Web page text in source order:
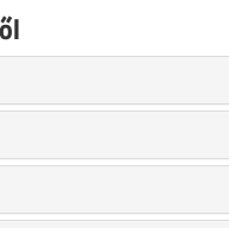
|
információk mára
stb.).